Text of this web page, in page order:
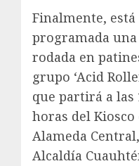
Finalmente, está
programada una
rodada en
grupo ‘Acid
que partirá a las
horas del Kiosco
Alameda
Alcaldía